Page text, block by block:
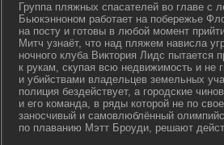
Группа пляжных спасателей во главе с
Бьюкэнноном работает на побережье
на посту и готовы в любой момент
Митч узнаёт, что над пляжем нависла
ночного клуба Виктория Лидс пытается
к рукам, скупая всю недвижимость и не
и убийствами владельцев земельных
полиция бездействует, а городские
и его команда, в ряды которой не по
заносчивый и самовлюблённый
по плаванию Мэтт Броуди, решают